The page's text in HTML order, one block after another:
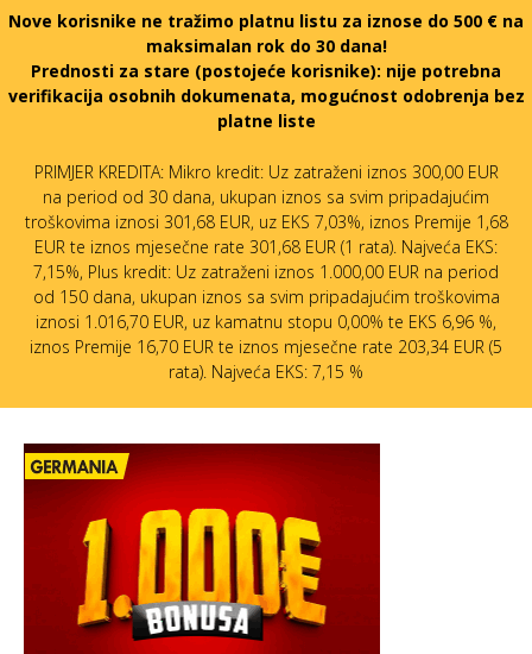
Nove korisnike ne tražimo platnu listu za iznose do 500 € na
maksimalan rok do 30 dana!
Prednosti za stare (postojeće korisnike): nije potrebna
verifikacija osobnih dokumenata, mogućnost odobrenja bez
platne liste
PRIMJER KREDITA: Mikro kredit: Uz zatraženi iznos 300,00 EUR
na period od 30 dana, ukupan iznos sa svim pripadajućim
troškovima iznosi 301,68 EUR, uz EKS 7,03%, iznos Premije 1,68
EUR te iznos mjesečne rate 301,68 EUR (1 rata). Najveća EKS:
7,15%, Plus kredit: Uz zatraženi iznos 1.000,00 EUR na period
od 150 dana, ukupan iznos sa svim pripadajućim troškovima
iznosi 1.016,70 EUR, uz kamatnu stopu 0,00% te EKS 6,96 %,
iznos Premije 16,70 EUR te iznos mjesečne rate 203,34 EUR (5
rata). Najveća EKS: 7,15 %